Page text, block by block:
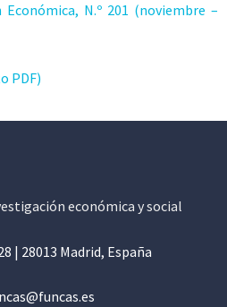
N.º 201 (noviembre –
PDF)
económica y social
| 28013 Madrid, España